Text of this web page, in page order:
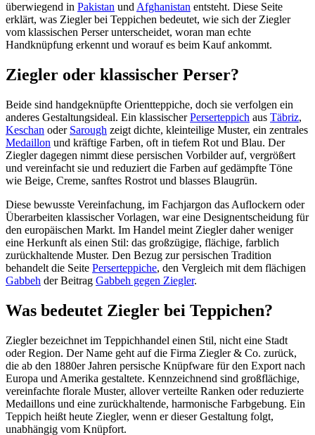
überwiegend in Pakistan und Afghanistan entsteht. Diese Seite
erklärt, was Ziegler bei Teppichen bedeutet, wie sich der Ziegler
vom klassischen Perser unterscheidet, woran man echte
Handknüpfung erkennt und worauf es beim Kauf ankommt.
Ziegler oder klassischer Perser?
Beide sind handgeknüpfte Orientteppiche, doch sie verfolgen ein
anderes Gestaltungsideal. Ein klassischerPerserteppich aus Täbriz,
Keschan oder Sarough zeigt dichte, kleinteilige Muster, ein zentrales
Medaillon und kräftige Farben, oft in tiefem Rot und Blau. Der
Ziegler dagegen nimmt diese persischen Vorbilder auf, vergrößert
und vereinfacht sie und reduziert die Farben auf gedämpfte Töne
wie Beige, Creme, sanftes Rostrot und blasses Blaugrün.
Diese bewusste Vereinfachung, im Fachjargon das Auflockern oder
Überarbeiten klassischer Vorlagen, war eine Designentscheidung für
den europäischen Markt. Im Handel meint Ziegler daher weniger
eine Herkunft als einen Stil: das großzügige, flächige, farblich
zurückhaltende Muster. Den Bezug zur persischen Tradition
behandelt die Seite Perserteppiche, den Vergleich mit dem flächigen
Gabbeh der Beitrag Gabbeh gegen Ziegler.
Was bedeutet Ziegler bei Teppichen?
Ziegler bezeichnet im Teppichhandel einen Stil, nicht eine Stadt
oder Region. Der Name geht auf die Firma Ziegler & Co. zurück,
die ab den 1880er Jahren persische Knüpfware für den Export nach
Europa und Amerika gestaltete. Kennzeichnend sind großflächige,
vereinfachte florale Muster, allover verteilte Ranken oder reduzierte
Medaillons und eine zurückhaltende, harmonische Farbgebung. Ein
Teppich heißt heute Ziegler, wenn er dieser Gestaltung folgt,
unabhängig vom Knüpfort.